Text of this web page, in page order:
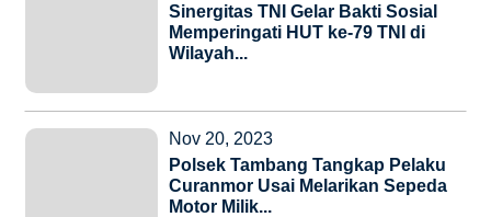
Sinergitas TNI Gelar Bakti Sosial
Memperingati HUT ke-79 TNI di
Wilayah...
Nov 20, 2023
Polsek Tambang Tangkap Pelaku
Curanmor Usai Melarikan Sepeda
Motor Milik...